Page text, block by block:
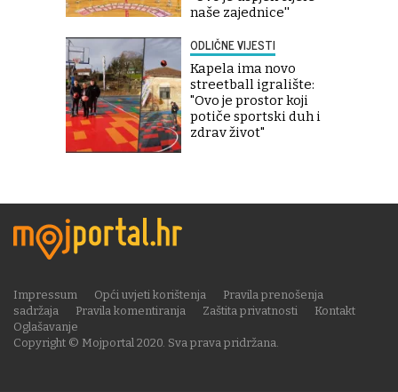
naše zajednice''
ODLIČNE VIJESTI
Kapela ima novo
streetball igralište:
"Ovo je prostor koji
potiče sportski duh i
zdrav život"
Copyright © Mojportal 2020. Sva prava pridržana.
Impressum Opći uvjeti korištenja
Pravila prenošenja
sadržaja
Pravila komentiranja Zaštita privatnosti
Kontakt
Oglašavanje